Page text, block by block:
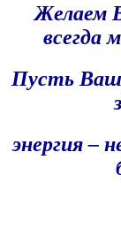
Желаем
всегда
Пусть
энергия –